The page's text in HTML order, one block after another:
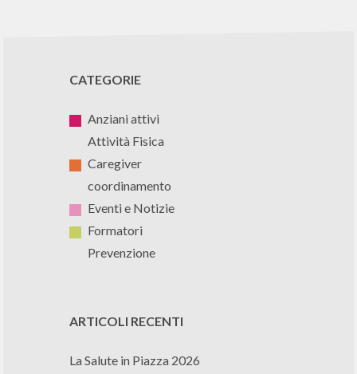
CATEGORIE
Anziani attivi
Attività Fisica
Caregiver
coordinamento
Eventi e Notizie
Formatori
Prevenzione
ARTICOLI RECENTI
La Salute in Piazza 2026